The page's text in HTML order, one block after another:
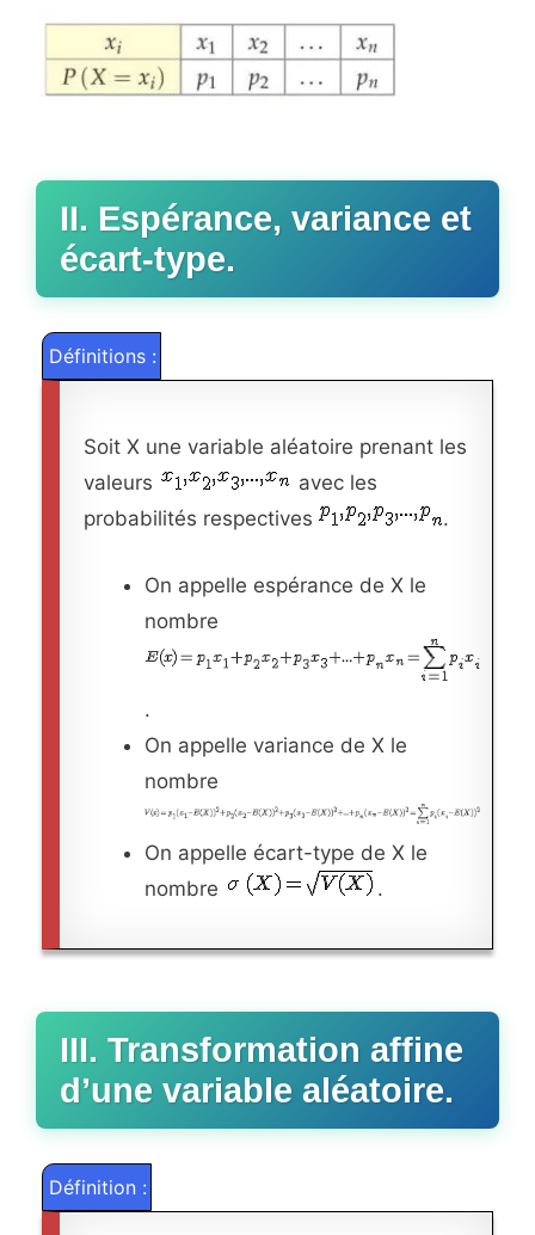
II. Espérance, variance et
écart-type.
Définitions :
Soit X une variable aléatoire prenant les
valeurs
avec les
probabilités respectives
.
On appelle espérance de X le
nombre
.
On appelle variance de X le
nombre
On appelle écart-type de X le
nombre
.
III. Transformation affine
d’une variable aléatoire.
Définition :